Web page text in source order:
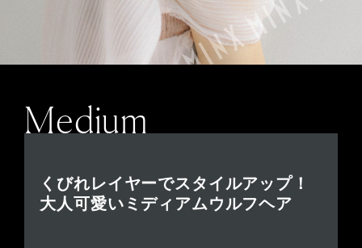
Medium
くびれレイヤーでスタイルアップ！
大人可愛いミディアムウルフヘア